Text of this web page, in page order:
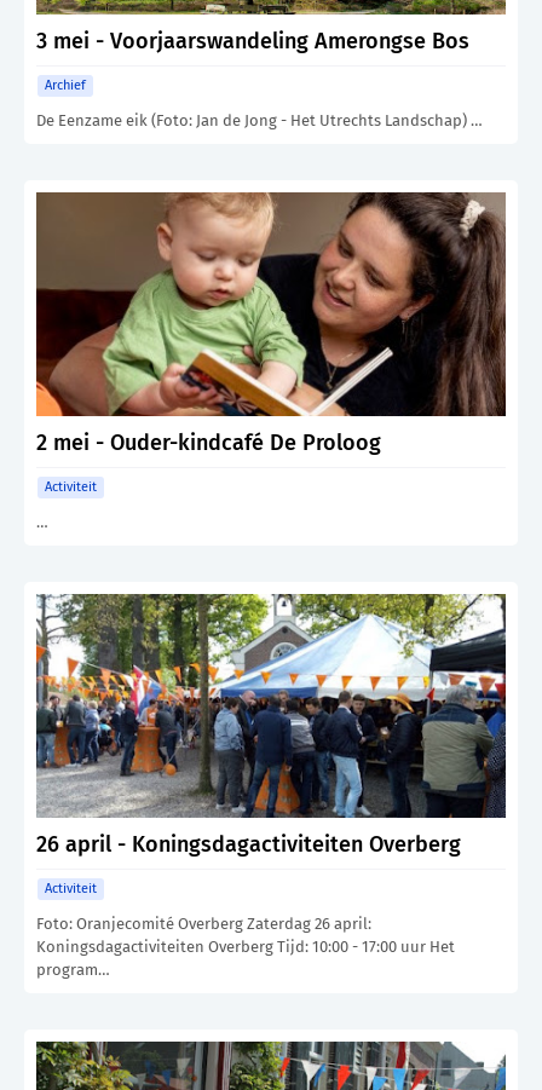
3 mei - Voorjaarswandeling Amerongse Bos
Archief
De Eenzame eik (Foto: Jan de Jong - Het Utrechts Landschap) …
2 mei - Ouder-kindcafé De Proloog
Activiteit
…
26 april - Koningsdagactiviteiten Overberg
Activiteit
Foto: Oranjecomité Overberg Zaterdag 26 april:
Koningsdagactiviteiten Overberg Tijd: 10:00 - 17:00 uur Het
program…